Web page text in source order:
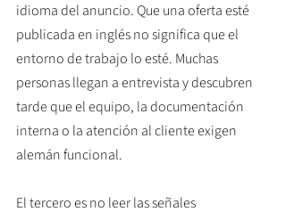
idioma del anuncio. Que una oferta esté
publicada en inglés no significa que el
entorno de trabajo lo esté. Muchas
personas llegan a entrevista y descubren
tarde que el equipo, la documentación
interna o la atención al cliente exigen
alemán funcional.
El tercero es no leer las señales